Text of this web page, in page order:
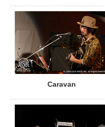
Caravan
PHOTO